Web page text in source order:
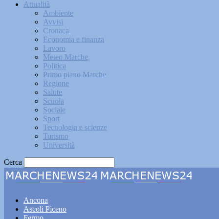
Attualità
Ambiente
Avvisi
Cronaca
Economia e finanza
Lavoro
Meteo Marche
Politica
Primo piano Marche
Regione
Salute
Scuola
Sociale
Sport
Tecnologia e scienze
Turismo
Università
Cerca
Ancona
Ascoli Piceno